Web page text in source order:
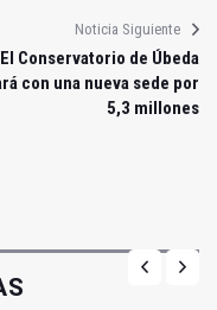
Noticia Siguiente
El Conservatorio de Úbeda
con una nueva sede por
5,3 millones